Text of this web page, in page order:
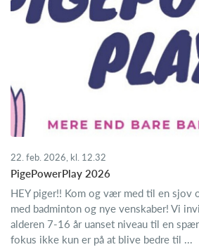
22. feb. 2026, kl. 12.32
PigePowerPlay 2026
HEY piger!! Kom og vær med til en sjov
med badminton og nye venskaber! Vi
alderen 7-16 år uanset niveau til en
fokus ikke kun er på at blive bedre til ...